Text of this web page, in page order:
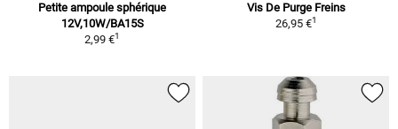
Petite ampoule sphérique
12V,10W/BA15S
2,99 €1
Vis De Purge Freins
26,95 €1